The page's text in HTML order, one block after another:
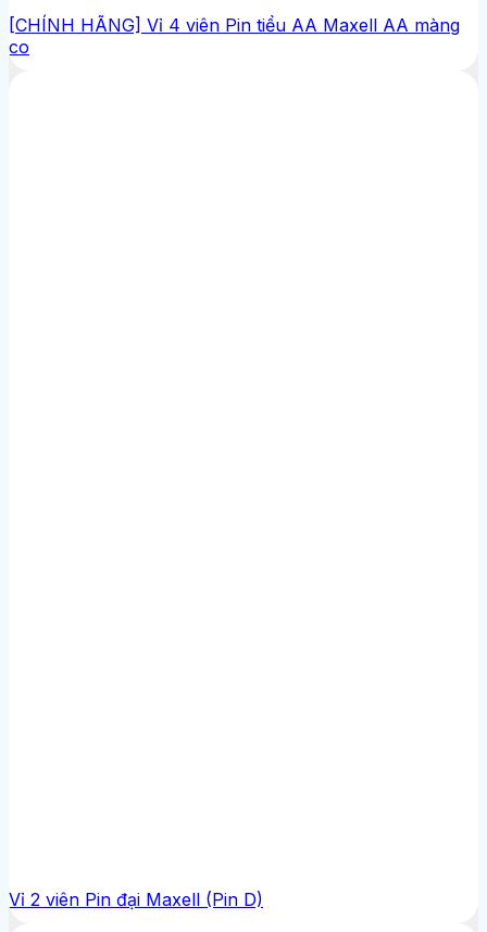
[CHÍNH HÃNG] Vỉ 4 viên Pin tiểu AA Maxell AA màng
co
Vỉ 2 viên Pin đại Maxell (Pin D)